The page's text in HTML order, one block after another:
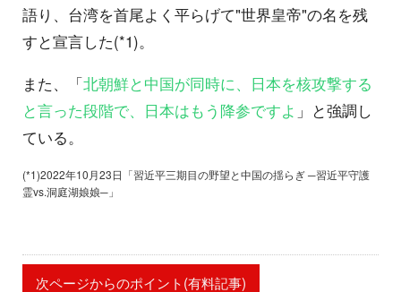
語り、台湾を首尾よく平らげて"世界皇帝"の名を残
すと宣言した(*1)。
また、「北朝鮮と中国が同時に、日本を核攻撃する
と言った段階で、日本はもう降参ですよ 」と強調し
ている。
(*1)2022年10月23日「習近平三期目の野望と中国の揺らぎ ─習近平守護
霊vs.洞庭湖娘娘─」
次ページからのポイント(有料記事)